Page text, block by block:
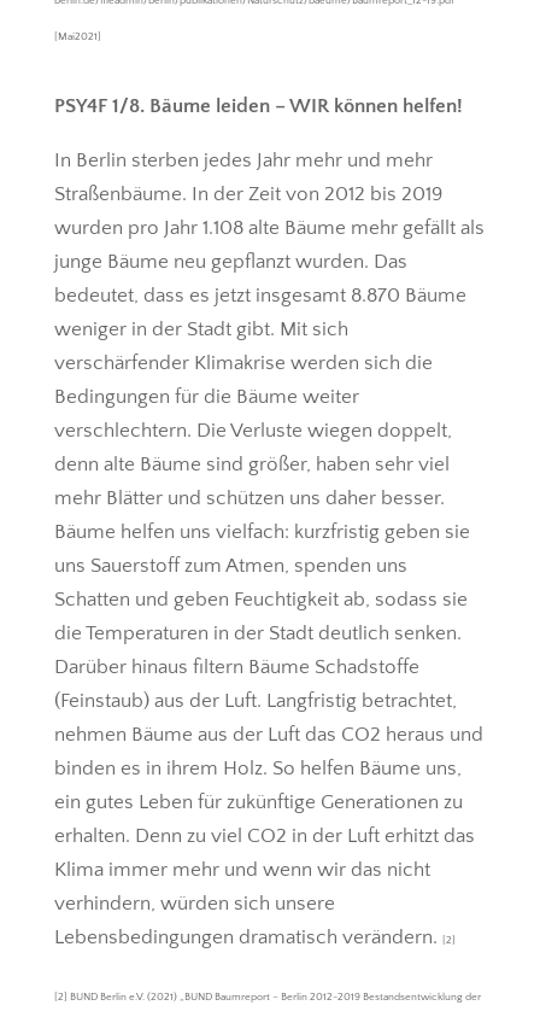
[Mai2021]
PSY4F 1/8. Bäume leiden – WIR können helfen!
In Berlin sterben jedes Jahr mehr und mehr
Straßenbäume. In der Zeit von 2012 bis 2019
wurden pro Jahr 1.108 alte Bäume mehr gefällt als
junge Bäume neu gepflanzt wurden. Das
bedeutet, dass es jetzt insgesamt 8.870 Bäume
weniger in der Stadt gibt. Mit sich
verschärfender Klimakrise werden sich die
Bedingungen für die Bäume weiter
verschlechtern. Die Verluste wiegen doppelt,
denn alte Bäume sind größer, haben sehr viel
mehr Blätter und schützen uns daher besser.
Bäume helfen uns vielfach: kurzfristig geben sie
uns Sauerstoff zum Atmen, spenden uns
Schatten und geben Feuchtigkeit ab, sodass sie
die Temperaturen in der Stadt deutlich senken.
Darüber hinaus filtern Bäume Schadstoffe
(Feinstaub) aus der Luft. Langfristig betrachtet,
nehmen Bäume aus der Luft das CO2 heraus und
binden es in ihrem Holz. So helfen Bäume uns,
ein gutes Leben für zukünftige Generationen zu
erhalten. Denn zu viel CO2 in der Luft erhitzt das
Klima immer mehr und wenn wir das nicht
verhindern, würden sich unsere
Lebensbedingungen dramatisch verändern.
[2]
[2] BUND Berlin e.V. (2021) „BUND Baumreport – Berlin 2012-2019 Bestandsentwicklung der